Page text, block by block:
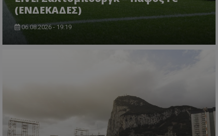
(ΕΝΔΕΚΑΔΕΣ)
06.08.2026 - 19:19